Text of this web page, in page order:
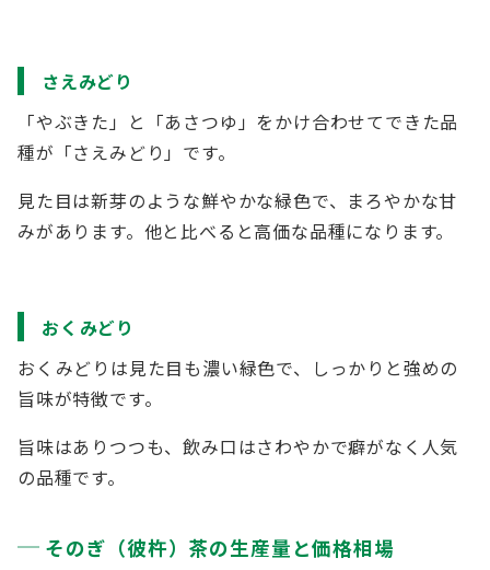
さえみどり
「やぶきた」と「あさつゆ」をかけ合わせてできた品
種が「さえみどり」です。
見た目は新芽のような鮮やかな緑色で、まろやかな甘
みがあります。他と比べると高価な品種になります。
おくみどり
おくみどりは見た目も濃い緑色で、しっかりと強めの
旨味が特徴です。
旨味はありつつも、飲み口はさわやかで癖がなく人気
の品種です。
そのぎ（彼杵）茶の生産量と価格相場